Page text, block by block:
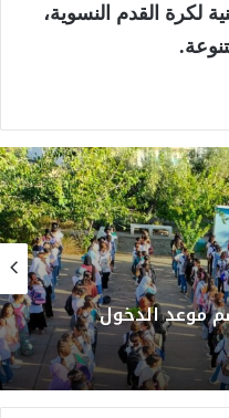
لكرة القدم النسوية،
موعد الدخول